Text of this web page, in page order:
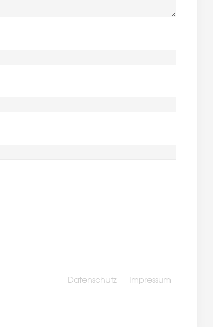
Datenschutz Impressum